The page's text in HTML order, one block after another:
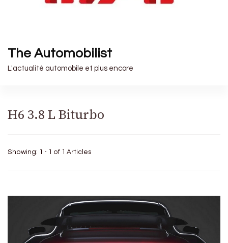
The Automobilist
L'actualité automobile et plus encore
H6 3.8 L Biturbo
Showing: 1 - 1 of 1 Articles